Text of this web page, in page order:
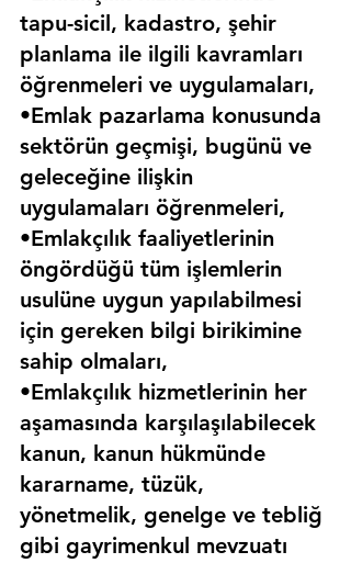
tapu-sicil, kadastro, şehir
planlama ile ilgili kavramları
öğrenmeleri ve uygulamaları,
•Emlak pazarlama konusunda
sektörün geçmişi, bugünü ve
geleceğine ilişkin
uygulamaları öğrenmeleri,
•Emlakçılık faaliyetlerinin
öngördüğü tüm işlemlerin
usulüne uygun yapılabilmesi
için gereken bilgi birikimine
sahip olmaları,
•Emlakçılık hizmetlerinin her
aşamasında karşılaşılabilecek
kanun, kanun hükmünde
kararname, tüzük,
yönetmelik, genelge ve tebliğ
gibi gayrimenkul mevzuatı